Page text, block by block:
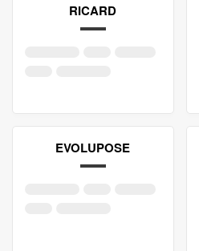
RICARD
EVOLUPOSE